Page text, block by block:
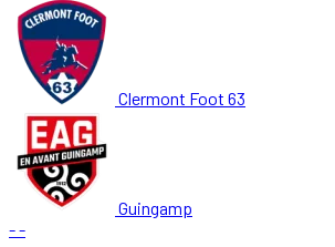
Clermont Foot 63
Guingamp
--